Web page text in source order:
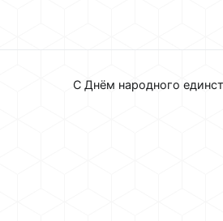
С Днём народного